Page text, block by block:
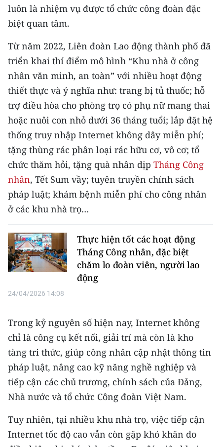
Media Pháp luật
Media Du lịch
Media Thế giới
Media Thể thao
Media Giáo dục
Media Y tế
Media Khoa học - Công nghệ
Media Môi trường
Ảnh
Infographic
TIN MỚI
TIN ĐỊA PHƯƠNG
Trung du và miền núi phía Bắc
Bắc Trung Bộ
Duyên hải Nam Trung Bộ và Tây
Nguyên
Đông Nam Bộ
Đồng bằng sông Cửu Long
Chuyên trang Hà Nội
luôn là nhiệm vụ được tổ chức công đoàn đặc
biệt quan tâm.
Từ năm 2022, Liên đoàn Lao động thành phố đã
triển khai thí điểm mô hình “Khu nhà ở công
nhân văn minh, an toàn” với nhiều hoạt động
thiết thực và ý nghĩa như: trang bị tủ thuốc; hỗ
trợ điều hòa cho phòng trọ có phụ nữ mang thai
hoặc nuôi con nhỏ dưới 36 tháng tuổi; lắp đặt hệ
thống truy nhập Internet không dây miễn phí;
tặng thùng rác phân loại rác hữu cơ, vô cơ; tổ
chức thăm hỏi, tặng quà nhân dịp Tháng Công
nhân, Tết Sum vầy; tuyên truyền chính sách
pháp luật; khám bệnh miễn phí cho công nhân
ở các khu nhà trọ…
Thực hiện tốt các hoạt động
Tháng Công nhân, đặc biệt
chăm lo đoàn viên, người lao
động
24/04/2026 14:08
Trong kỷ nguyên số hiện nay, Internet không
chỉ là công cụ kết nối, giải trí mà còn là kho
tàng tri thức, giúp công nhân cập nhật thông tin
pháp luật, nâng cao kỹ năng nghề nghiệp và
tiếp cận các chủ trương, chính sách của Đảng,
Nhà nước và tổ chức Công đoàn Việt Nam.
Tuy nhiên, tại nhiều khu nhà trọ, việc tiếp cận
Internet tốc độ cao vẫn còn gặp khó khăn do